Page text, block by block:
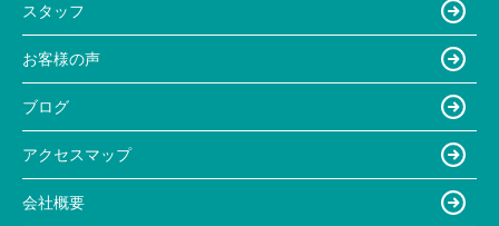
スタッフ
お客様の声
ブログ
アクセスマップ
会社概要